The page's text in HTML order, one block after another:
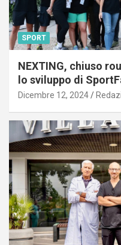
SPORT
NEXTING, chiuso
lo sviluppo di
Dicembre 12, 2024